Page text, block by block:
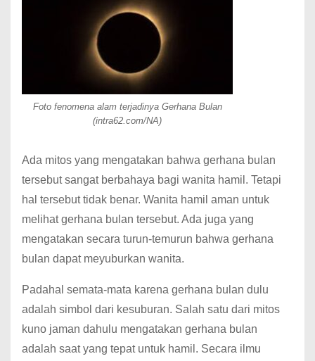
Foto fenomena alam terjadinya Gerhana Bulan
(intra62.com/NA)
Ada mitos yang mengatakan bahwa gerhana bulan
tersebut sangat berbahaya bagi wanita hamil. Tetapi
hal tersebut tidak benar. Wanita hamil aman untuk
melihat gerhana bulan tersebut. Ada juga yang
mengatakan secara turun-temurun bahwa gerhana
bulan dapat meyuburkan wanita.
Padahal semata-mata karena gerhana bulan dulu
adalah simbol dari kesuburan. Salah satu dari mitos
kuno jaman dahulu mengatakan gerhana bulan
adalah saat yang tepat untuk hamil. Secara ilmu